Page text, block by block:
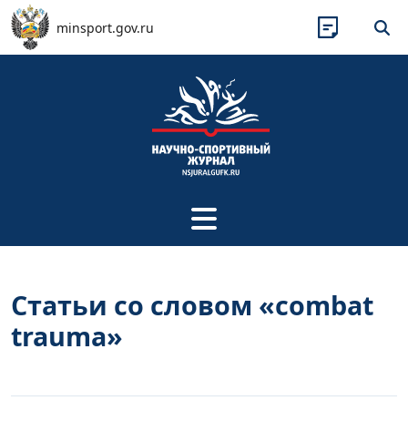
Перейти к основному содержанию
minsport.gov.ru
Статьи со словом «combat
trauma»